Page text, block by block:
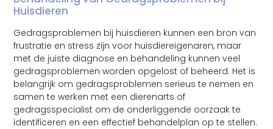
Huisdieren
Gedragsproblemen bij huisdieren kunnen een bron van
frustratie en stress zijn voor huisdiereigenaren, maar
met de juiste diagnose en behandeling kunnen veel
gedragsproblemen worden opgelost of beheerd. Het is
belangrijk om gedragsproblemen serieus te nemen en
samen te werken met een dierenarts of
gedragsspecialist om de onderliggende oorzaak te
identificeren en een effectief behandelplan op te stellen.